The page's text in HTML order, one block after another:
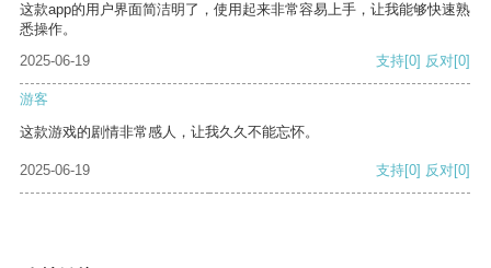
这款app的用户界面简洁明了，使用起来非常容易上手，让我能够快速熟
悉操作。
2025-06-19
支持[0] 反对[0]
游客
这款游戏的剧情非常感人，让我久久不能忘怀。
2025-06-19 支持[0] 反对[0]